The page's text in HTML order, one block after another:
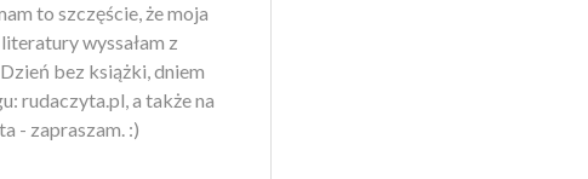
to szczęście, że moja
wyssałam z
bez książki, dniem
rudaczyta.pl, a także na
- zapraszam. :)